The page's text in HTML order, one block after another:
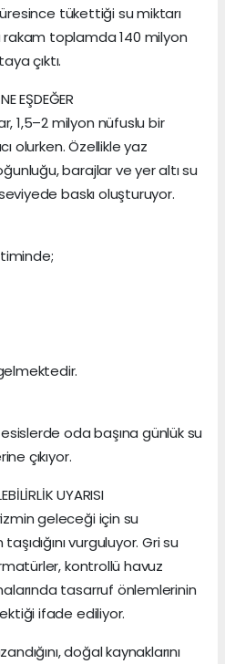
tükettiği su miktarı
toplamda 140 milyon
çıktı.
EŞDEĞER
1,5–2 milyon nüfuslu bir
olurken. Özellikle yaz
barajlar ve yer altı su
baskı oluşturuyor.
oda başına günlük su
çıkıyor.
UYARISI
geleceği için su
vurguluyor. Gri su
kontrollü havuz
tasarruf önlemlerinin
ifade ediliyor.
doğal kaynaklarını